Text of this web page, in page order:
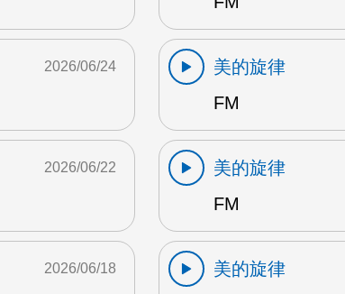
2026/06/24
美的旋律
FM
2026/06/22
美的旋律
FM
2026/06/18
美的旋律